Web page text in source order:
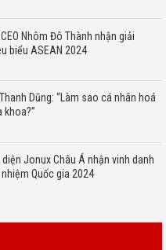
Nhôm Đô Thành nhận giải
biểu ASEAN 2024
Dũng: “Làm sao cá nhân hoá
khoa?”
diện Jonux Châu Á nhận vinh danh
Quốc gia 2024